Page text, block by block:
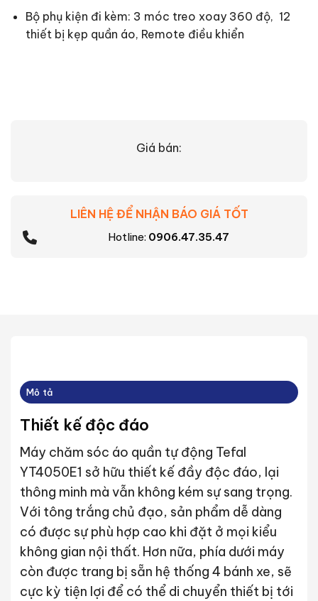
Bộ phụ kiện đi kèm: 3 móc treo xoay 360 độ, 12
thiết bị kẹp quần áo, Remote điều khiển
Giá bán:
LIÊN HỆ ĐỂ NHẬN BÁO GIÁ TỐT
Hotline: 0906.47.35.47
Mô tả
Thiết kế độc đáo
Máy chăm sóc áo quần tự động Tefal
YT4050E1 sở hữu thiết kế đầy độc đáo, lại
thông minh mà vẫn không kém sự sang trọng.
Với tông trắng chủ đạo, sản phẩm dễ dàng
có được sự phù hợp cao khi đặt ở mọi kiểu
không gian nội thất. Hơn nữa, phía dưới máy
còn được trang bị sẵn hệ thống 4 bánh xe, sẽ
cực kỳ tiện lợi để có thể di chuyển thiết bị tới